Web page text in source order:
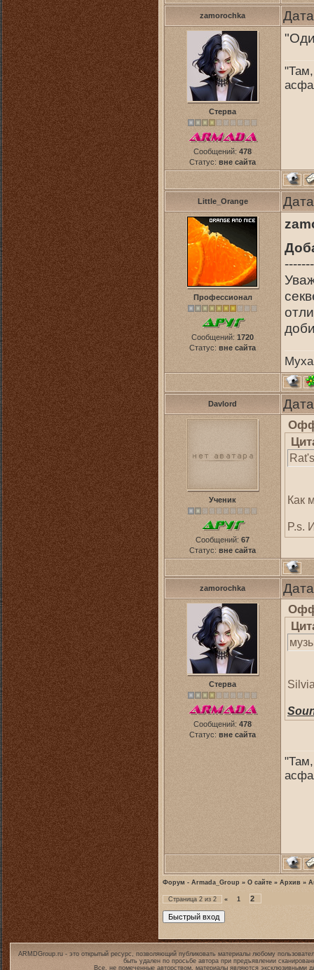
zamorochka
Стерва
Сообщений: 478
Статус: вне сайта
"Там,
Little_Orange
Профессионал
Сообщений: 1720
Статус: вне сайта
Davlord
Ученик
Сообщений: 67
Статус: вне сайта
Как
P.s.
zamorochka
Стерва
Сообщений: 478
Статус: вне сайта
"Там,
Форум - Armada_Group » О сайте » Архив »
Страница 2 из 2 « 1 2
ARMDGroup.ru - это открытый ресурс, позволяющий публиковать материалы любому
быть удален по просьбе автора при предъявлении
Все, не помеченные авторством, материалы являются эксклюзивными